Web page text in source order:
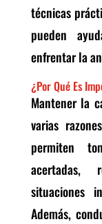
técnicas
pueden
enfrentar la
¿Por Qué Es
Mantener la
varias
permiten
acertadas,
situaciones
Además,